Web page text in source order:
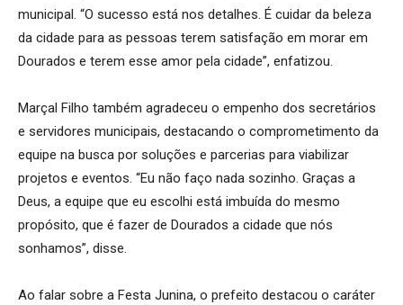
municipal. “O sucesso está nos detalhes. É cuidar da beleza
da cidade para as pessoas terem satisfação em morar em
Dourados e terem esse amor pela cidade”, enfatizou.
Marçal Filho também agradeceu o empenho dos secretários
e servidores municipais, destacando o comprometimento da
equipe na busca por soluções e parcerias para viabilizar
projetos e eventos. “Eu não faço nada sozinho. Graças a
Deus, a equipe que eu escolhi está imbuída do mesmo
propósito, que é fazer de Dourados a cidade que nós
sonhamos”, disse.
Ao falar sobre a Festa Junina, o prefeito destacou o caráter